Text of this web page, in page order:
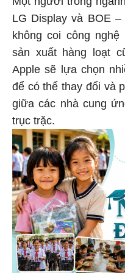
LG Display và BOE
không coi công
sản xuất hàng loạt
Apple sẽ lựa chọn
để có thể thay đổi và
giữa các nhà cung
trục trặc.